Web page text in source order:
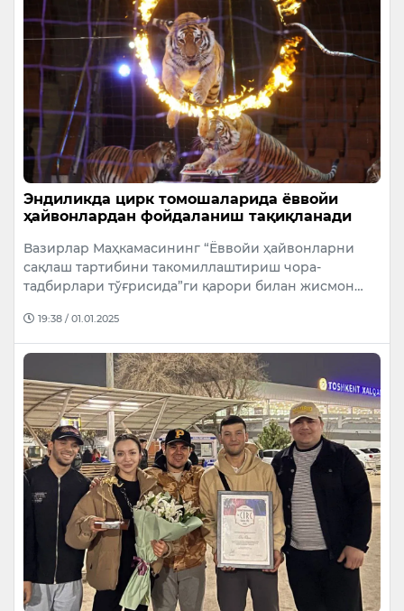
Эндиликда цирк томошаларида ёввойи
ҳайвонлардан фойдаланиш тақиқланади
Вазирлар Маҳкамасининг “Ёввойи ҳайвонларни
сақлаш тартибини такомиллаштириш чора-
тадбирлари тўғрисида”ги қарори билан жисмон…
19:38 / 01.01.2025